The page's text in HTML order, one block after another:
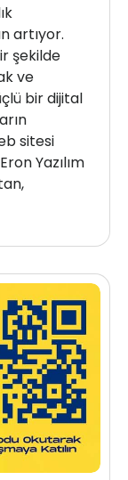
artıyor.
şekilde
ve
bir dijital
sitesi
Yazılım